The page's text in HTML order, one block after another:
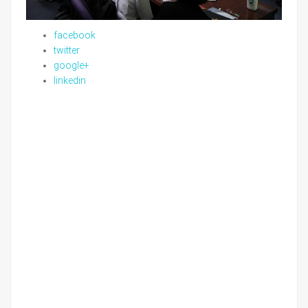
facebook
twitter
google+
linkedin